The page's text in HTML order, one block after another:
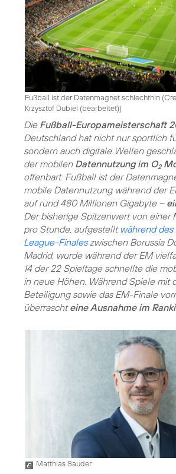
Fußball ist der Datenmagnet schlechthin (
Krzysztof Dubiel (bearbeitet))
Die Fußball-Europameisterschaft
Deutschland hat nicht nur sportlich
sondern auch digitale Wellen
der mobilen Datennutzung im O2
offenbart: Fußball ist der
mobile Datennutzung während der
auf rund 480 Millionen Gigabyte –
Der bisherige Spitzenwert von einer
pro Stunde, aufgestellt während
League-Finaleszwischen Borussia
Madrid, wurde während der EM
14 der 22 Spieltage schnellte die
in neue Höhen. Während Spiele mit
Beteiligung sowie das EM-Finale
überraschteine Ausnahme im
Matthias Sauder